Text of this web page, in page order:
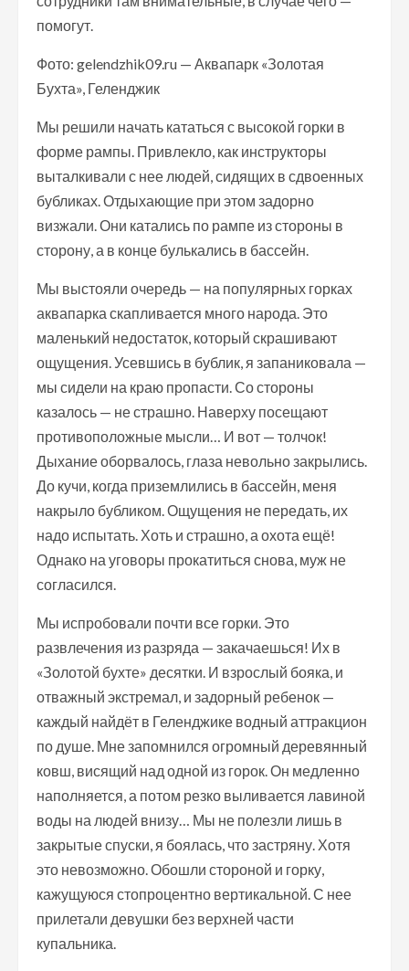
помогут.
Фото: gelendzhik09.ru — Аквапарк «Золотая
Бухта», Геленджик
Мы решили начать кататься с высокой горки в
форме рампы. Привлекло, как инструкторы
выталкивали с нее людей, сидящих в сдвоенных
бубликах. Отдыхающие при этом задорно
визжали. Они катались по рампе из стороны в
сторону, а в конце булькались в бассейн.
Мы выстояли очередь — на популярных горках
аквапарка скапливается много народа. Это
маленький недостаток, который скрашивают
ощущения. Усевшись в бублик, я запаниковала —
мы сидели на краю пропасти. Со стороны
казалось — не страшно. Наверху посещают
противоположные мысли… И вот — толчок!
Дыхание оборвалось, глаза невольно закрылись.
До кучи, когда приземлились в бассейн, меня
накрыло бубликом. Ощущения не передать, их
надо испытать. Хоть и страшно, а охота ещё!
Однако на уговоры прокатиться снова, муж не
согласился.
Мы испробовали почти все горки. Это
развлечения из разряда — закачаешься! Их в
«Золотой бухте» десятки. И взрослый бояка, и
отважный экстремал, и задорный ребенок —
каждый найдёт в Геленджике водный аттракцион
по душе. Мне запомнился огромный деревянный
ковш, висящий над одной из горок. Он медленно
наполняется, а потом резко выливается лавиной
воды на людей внизу… Мы не полезли лишь в
закрытые спуски, я боялась, что застряну. Хотя
это невозможно. Обошли стороной и горку,
кажущуюся стопроцентно вертикальной. С нее
прилетали девушки без верхней части
купальника.